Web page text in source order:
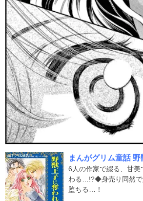
まんがグリム童話
6人の作家で綴る、甘
わる…!?◆身売り同然で
堕ちる…！